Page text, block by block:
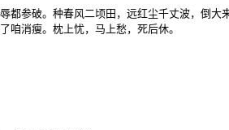
都参破。种春风二顷田，远红尘千丈波，倒大
咱消瘦。枕上忧，马上愁，死后休。